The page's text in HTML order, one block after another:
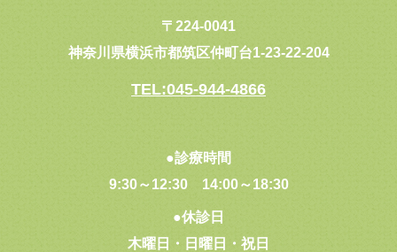
〒224-0041
神奈川県横浜市都筑区仲町台1-23-22-204
TEL:045-944-4866
●診療時間
9:30～12:30 14:00～18:30
●休診日
木曜日・日曜日・祝日